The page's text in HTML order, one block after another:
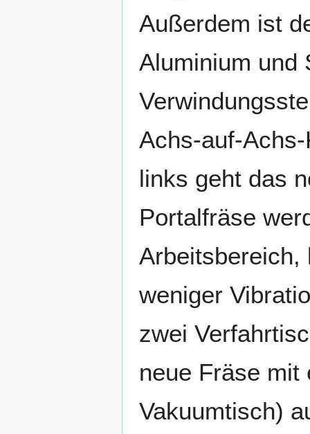
Außerdem ist
Aluminium und
Achs-auf-
links geht das
Portalfräse
Arbeitsbereich,
weniger
zwei
neue Fräse mit
Vakuumtisch)